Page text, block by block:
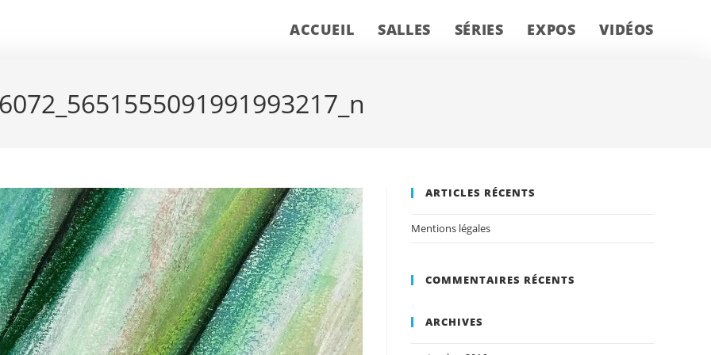
ACCUEIL SALLES SÉRIES EXPOS VIDÉOS
ARTICLES RÉCENTS
Mentions légales
COMMENTAIRES RÉCENTS
ARCHIVES